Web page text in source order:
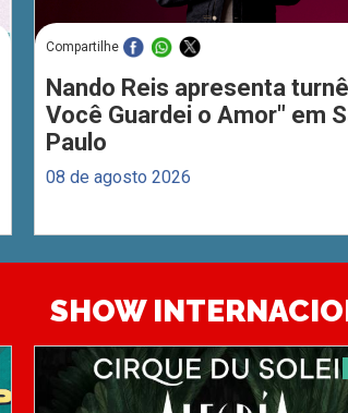
Compartilhe
Nando Reis apresenta
Você Guardei o Amor" em
Paulo
08 de agosto 2026
SHOW